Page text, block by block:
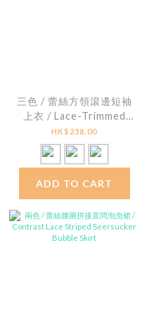
三色 / 蕾絲方領滾邊短袖
上衣 / Lace-Trimmed
Square Neck Ribbed
Top
HK$238.00
ADD TO CART